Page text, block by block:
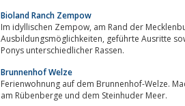
Bioland Ranch Zempow
Im idyllischen Zempow, am Rand der Mecklenburgischen Seenplatte gelegen, bieten wir ganzjährig vielseitige
Ausbildungsmöglichkeiten, geführte Ausritte sowie Kutsch- und Kremserfahrten an. Im Einsatz sind derzeit 20 Pferde und
Ponys unterschiedlicher Rassen.
Brunnenhof Welze
Ferienwohnung auf dem Brunnenhof-Welze.
am Rübenberge und dem Steinhuder Meer.